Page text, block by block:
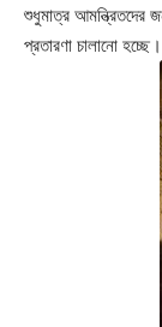
শুধুমাত্র আমন্ত্রিতদের
প্রতারণা চালানো